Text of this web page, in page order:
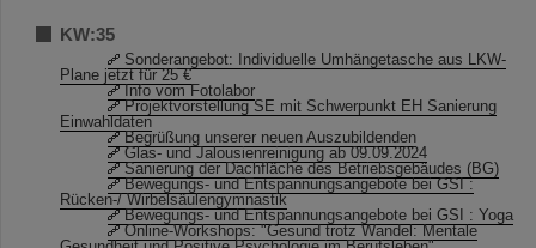
KW:35
Sonderangebot: Individuelle Umhängetasche aus LKW-
Plane jetzt für 25 €
Info vom Fotolabor
Projektvorstellung SE mit Schwerpunkt EH Sanierung
Einwahldaten
Begrüßung unserer neuen Auszubildenden
Glas- und Jalousienreinigung ab 09.09.2024
Sanierung der Dachfläche des Betriebsgebäudes (BG)
Bewegungs- und Entspannungsangebote bei GSI :
Rücken-/ Wirbelsäulengymnastik
Bewegungs- und Entspannungsangebote bei GSI : Yoga
Online-Workshops: "Gesund trotz Wandel: Mentale